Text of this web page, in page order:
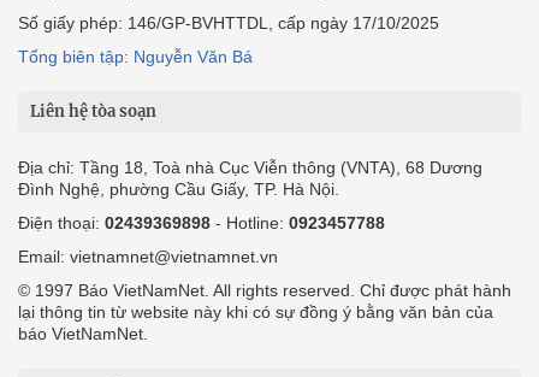
Số giấy phép: 146/GP-BVHTTDL, cấp ngày 17/10/2025
Tổng biên tập: Nguyễn Văn Bá
Liên hệ tòa soạn
Địa chỉ: Tầng 18, Toà nhà Cục Viễn thông (VNTA), 68 Dương
Đình Nghệ, phường Cầu Giấy, TP. Hà Nội.
Điện thoại: 02439369898 - Hotline: 0923457788
Email: vietnamnet@vietnamnet.vn
© 1997 Báo VietNamNet. All rights reserved. Chỉ được phát hành
lại thông tin từ website này khi có sự đồng ý bằng văn bản của
báo VietNamNet.